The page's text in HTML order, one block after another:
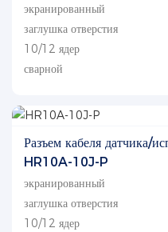
экранированный
заглушка отверстия
10/12 ядер
сварной
Разъем кабеля датчика/
HR10A-10J-P
экранированный
заглушка отверстия
10/12 ядер